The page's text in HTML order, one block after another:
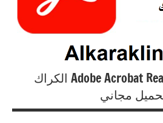
Adobe Acrobat Reader 2026.1.0.36452 الكراك
مجاني